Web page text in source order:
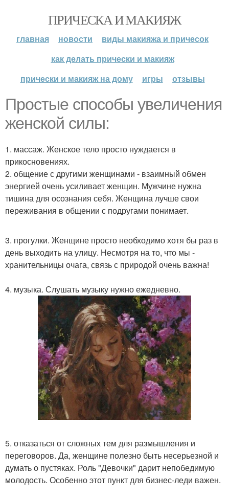
ПРИЧЕСКА И МАКИЯЖ
главная новости
виды макияжа и причесок
как делать прически и макияж
прически и макияж на дому
игры отзывы
Простые способы увеличения
женской силы:
1. массаж. Женское тело просто нуждается в
прикосновениях.
2. общение с другими женщинами - взаимный обмен
энергией очень усиливает женщин. Мужчине нужна
тишина для осознания себя. Женщина лучше свои
переживания в общении с подругами понимает.
3. прогулки. Женщине просто необходимо хотя бы раз в
день выходить на улицу. Несмотря на то, что мы -
хранительницы очага, связь с природой очень важна!
4. музыка. Слушать музыку нужно ежедневно.
5. отказаться от сложных тем для размышления и
переговоров. Да, женщине полезно быть несерьезной и
думать о пустяках. Роль "Девочки" дарит непобедимую
молодость. Особенно этот пункт для бизнес-леди важен.